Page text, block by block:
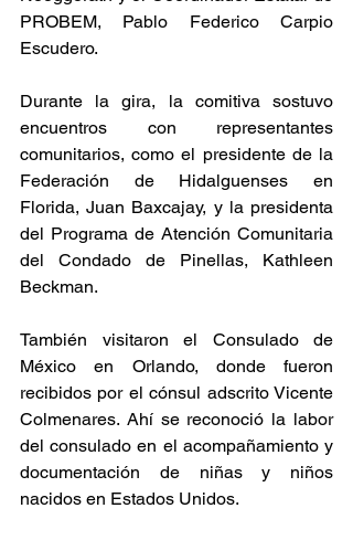
PROBEM, Pablo Federico Carpio
Escudero.
Durante la gira, la comitiva sostuvo
encuentros con representantes
comunitarios, como el presidente de la
Federación de Hidalguenses en
Florida, Juan Baxcajay, y la presidenta
del Programa de Atención Comunitaria
del Condado de Pinellas, Kathleen
Beckman.
También visitaron el Consulado de
México en Orlando, donde fueron
recibidos por el cónsul adscrito Vicente
Colmenares. Ahí se reconoció la labor
del consulado en el acompañamiento y
documentación de niñas y niños
nacidos en Estados Unidos.